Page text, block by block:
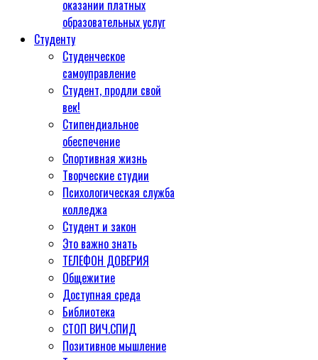
оказании платных
образовательных услуг
Студенту
Студенческое
самоуправление
Студент, продли свой
век!
Стипендиальное
обеспечение
Спортивная жизнь
Творческие студии
Психологическая служба
колледжа
Студент и закон
Это важно знать
ТЕЛЕФОН ДОВЕРИЯ
Общежитие
Доступная среда
Библиотека
СТОП ВИЧ.СПИД
Позитивное мышление